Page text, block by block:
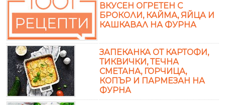
ВКУСЕН ОГРЕТЕН С
БРОКОЛИ, КАЙМА, ЯЙЦА И
КАШКАВАЛ НА ФУРНА
ЗАПЕКАНКА ОТ КАРТОФИ,
ТИКВИЧКИ, ТЕЧНА
СМЕТАНА, ГОРЧИЦА,
КОПЪР И ПАРМЕЗАН НА
ФУРНА